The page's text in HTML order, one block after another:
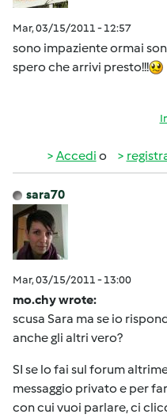
Mar, 03/15/2011 - 12:57
sono impaziente ormai
spero che arrivi presto!!!
Accedi o
sara70
Mar, 03/15/2011 - 13:00
mo.chy wrote:
scusa Sara ma se io
anche gli altri vero?
SI se lo fai sul forum
messaggio privato e per
con cui vuoi parlare, ci